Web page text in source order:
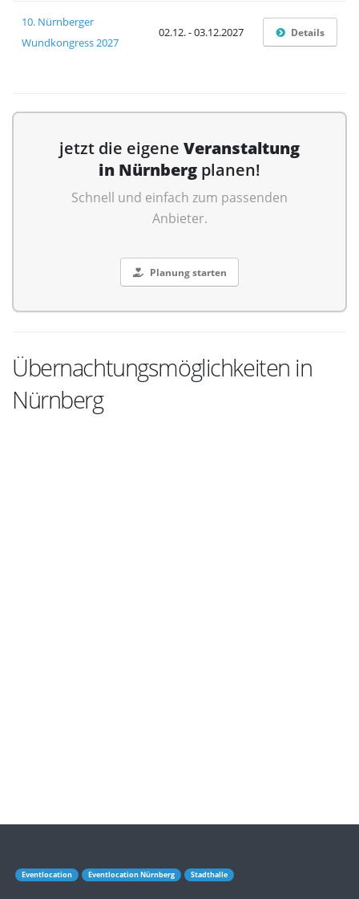
10. Nürnberger
Wundkongress 2027
02.12. - 03.12.2027 Details
jetzt die eigene Veranstaltung
in Nürnberg planen!
Schnell und einfach zum passenden
Anbieter.
Planung starten
Übernachtungsmöglichkeiten in
Nürnberg
Eventlocation Eventlocation Nürnberg Stadthalle